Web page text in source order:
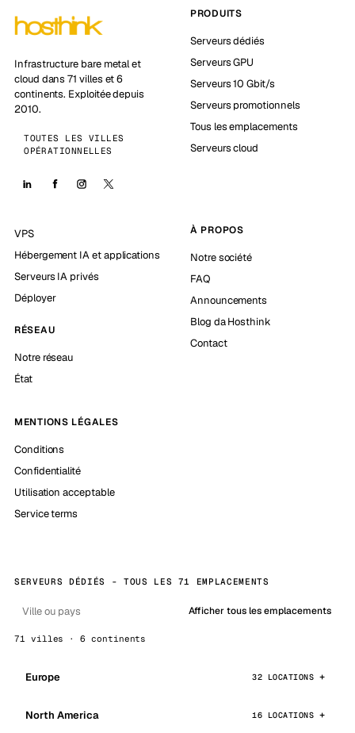
Infrastructure bare metal et
cloud dans 71 villes et 6
continents. Exploitée depuis
2010.
TOUTES LES VILLES
OPÉRATIONNELLES
PRODUITS
Serveurs dédiés
Serveurs GPU
Serveurs 10 Gbit/s
Serveurs promotionnels
Tous les emplacements
Serveurs cloud
VPS
Hébergement IA et applications
Serveurs IA privés
Déployer
RÉSEAU
Notre réseau
État
À PROPOS
Notre société
FAQ
Announcements
Blog da Hosthink
Contact
MENTIONS LÉGALES
Conditions
Confidentialité
Utilisation acceptable
Service terms
SERVEURS DÉDIÉS - TOUS LES 71 EMPLACEMENTS
Afficher tous les emplacements
71 villes · 6 continents
Europe 32 LOCATIONS
North America 16 LOCATIONS